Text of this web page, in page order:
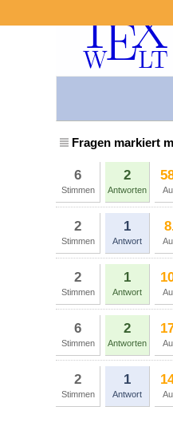
Fragen markiert
6
Stimmen
2
Antworten
2
Stimmen
1
Antwort
2
Stimmen
1
Antwort
6
Stimmen
2
Antworten
2
Stimmen
1
Antwort